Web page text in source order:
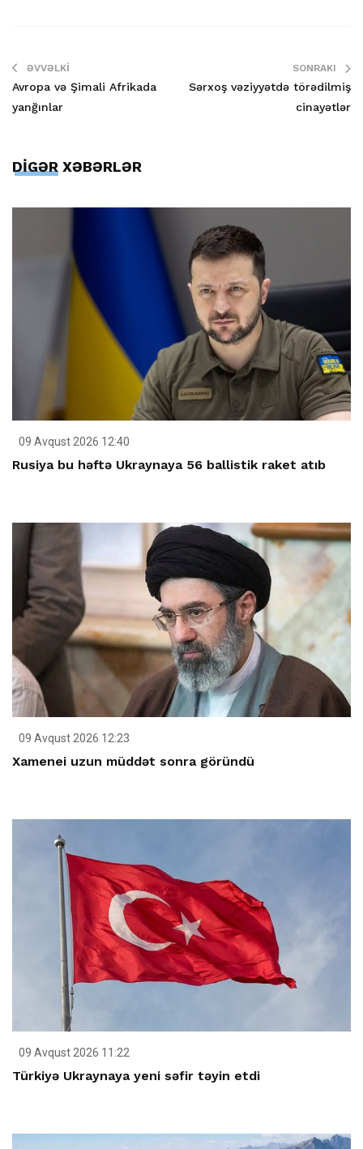
ƏVVƏLKI
Avropa və Şimali Afrikada
yanğınlar
SONRAKI
Sərxoş vəziyyətdə törədilmiş
cinayətlər
DİGƏR XƏBƏRLƏR
09 Avqust 2026 12:40
Rusiya bu həftə Ukraynaya 56 ballistik raket atıb
09 Avqust 2026 12:23
Xamenei uzun müddət sonra göründü
09 Avqust 2026 11:22
Türkiyə Ukraynaya yeni səfir təyin etdi